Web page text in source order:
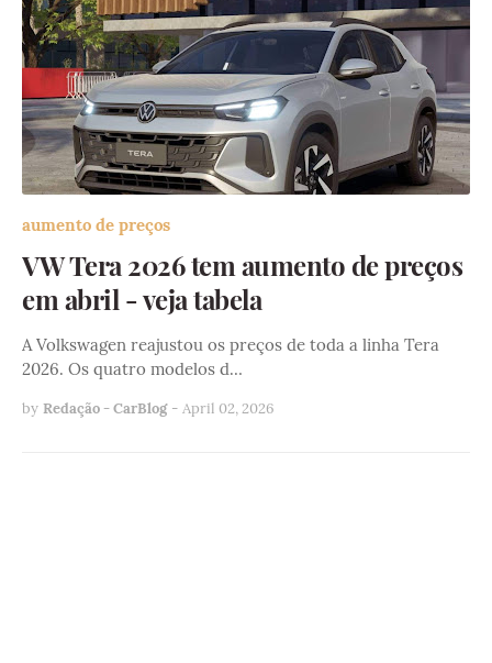
aumento de preços
VW Tera 2026 tem aumento de preços
em abril - veja tabela
A Volkswagen reajustou os preços de toda a linha Tera
2026. Os quatro modelos d…
by Redação - CarBlog - April 02, 2026